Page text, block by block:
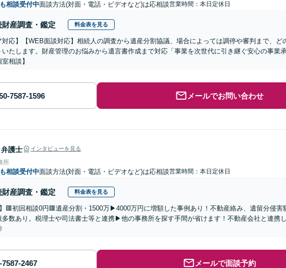
相談受付中面談方法(対面・電話・ビデオなど)は応相談営業時間：本日定休日
財産調査・鑑定 料金表を見る
対応】【WEB面談対応】相続人の調査から遺産分割協議、場合によっては調停や審判まで、ど
たします。財産管理のお悩みから遺言書作成まで対応「事業を次世代に引き継ぐ安心の事業
相談】
メールでお問い合わせ
弁護士 インタビューを見る
所
相談受付中面談方法(対面・電話・ビデオなど)は応相談営業時間：本日定休日
財産調査・鑑定 料金表を見る
】🟥初回相談0円🟥遺産分割・1500万▶4000万円に増額した事例あり！不動産絡み、遺留分侵害
多数あり。税理士や司法書士等と連携▶他の事務所を探す手間が省けます！不動産会社と連携
メールで面談予約